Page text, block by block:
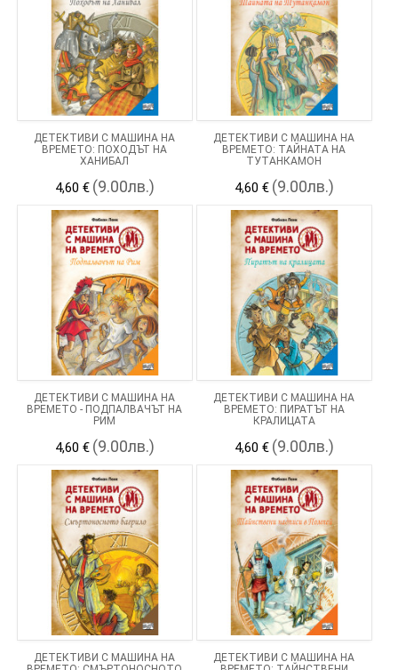
ДЕТЕКТИВИ С МАШИНА НА
ВРЕМЕТО: ПОХОДЪТ НА
ХАНИБАЛ
4,60 € (9.00лв.)
ДЕТЕКТИВИ С МАШИНА НА
ВРЕМЕТО: ТАЙНАТА НА
ТУТАНКАМОН
4,60 € (9.00лв.)
ДЕТЕКТИВИ С МАШИНА НА
ВРЕМЕТО - ПОДПАЛВАЧЪТ НА
РИМ
4,60 € (9.00лв.)
ДЕТЕКТИВИ С МАШИНА НА
ВРЕМЕТО: ПИРАТЪТ НА
КРАЛИЦАТА
4,60 € (9.00лв.)
ДЕТЕКТИВИ С МАШИНА НА
ДЕТЕКТИВИ С МАШИНА НА